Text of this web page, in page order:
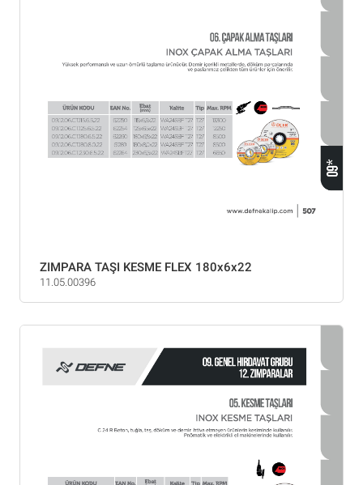
ZIMPARA TAŞI KESME FLEX 180x6x22
11.05.00396